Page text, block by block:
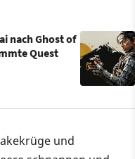
nach Ghost of
Quest
und